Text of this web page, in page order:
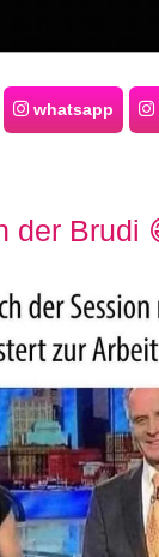
whatsapp
der Brudi